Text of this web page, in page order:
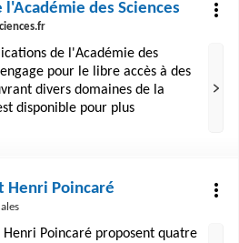
l'Académie des Sciences
de l'Académie des
pour le libre accès à des
divers domaines de la
disponible pour plus
Henri Poincaré
Poincaré proposent quatre